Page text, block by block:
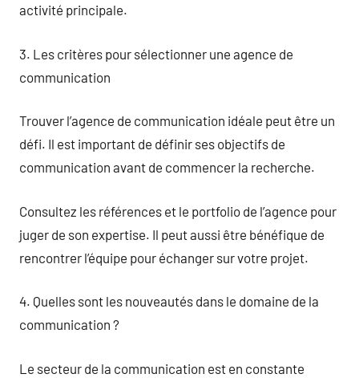
activité principale.
3. Les critères pour sélectionner une agence de
communication
Trouver l’agence de communication idéale peut être un
défi. Il est important de définir ses objectifs de
communication avant de commencer la recherche.
Consultez les références et le portfolio de l’agence pour
juger de son expertise. Il peut aussi être bénéfique de
rencontrer l’équipe pour échanger sur votre projet.
4. Quelles sont les nouveautés dans le domaine de la
communication ?
Le secteur de la communication est en constante